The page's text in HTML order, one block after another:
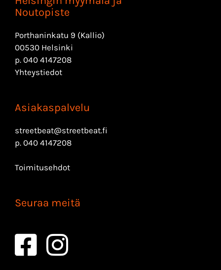
Noutopiste
Porthaninkatu 9 (Kallio)
00530 Helsinki
p. 040 4147208
Yhteystiedot
Asiakaspalvelu
streetbeat@streetbeat.fi
p. 040 4147208
Toimitusehdot
Seuraa meitä